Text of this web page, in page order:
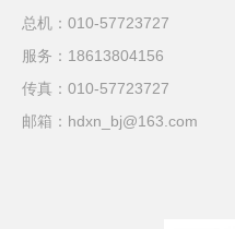
总机：010-57723727
服务：18613804156
传真：010-57723727
邮箱：hdxn_bj@163.com